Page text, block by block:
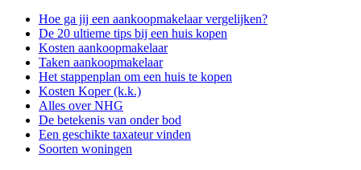
Hoe ga jij een aankoopmakelaar vergelijken?
De 20 ultieme tips bij een huis kopen
Kosten aankoopmakelaar
Taken aankoopmakelaar
Het stappenplan om een huis te kopen
Kosten Koper (k.k.)
Alles over NHG
De betekenis van onder bod
Een geschikte taxateur vinden
Soorten woningen